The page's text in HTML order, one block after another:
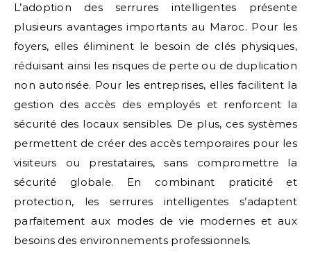
L’adoption des serrures intelligentes présente
plusieurs avantages importants au Maroc. Pour les
foyers, elles éliminent le besoin de clés physiques,
réduisant ainsi les risques de perte ou de duplication
non autorisée. Pour les entreprises, elles facilitent la
gestion des accès des employés et renforcent la
sécurité des locaux sensibles. De plus, ces systèmes
permettent de créer des accès temporaires pour les
visiteurs ou prestataires, sans compromettre la
sécurité globale. En combinant praticité et
protection, les serrures intelligentes s’adaptent
parfaitement aux modes de vie modernes et aux
besoins des environnements professionnels.